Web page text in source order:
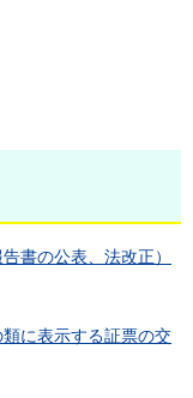
書の公表、法改正）
に表示する証票の交